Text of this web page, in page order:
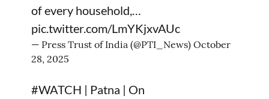
of every household,…
pic.twitter.com/LmYKjxvAUc
— Press Trust of India (@PTI_News) October
28, 2025
#WATCH | Patna | On